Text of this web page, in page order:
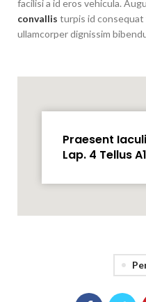
facilisi a id eros vehicula.
convallis turpis id
ullamcorper dignissim
Praesent
Lap. 4 Tellus